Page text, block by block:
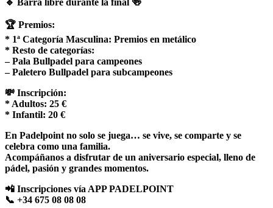
🔹 Barra libre durante la final 🍻
🏆 Premios:
* 1ª Categoría Masculina: Premios en metálico
* Resto de categorías:
– Pala Bullpadel para campeones
– Paletero Bullpadel para subcampeones
💸 Inscripción:
* Adultos: 25 €
* Infantil: 20 €
En Padelpoint no solo se juega… se vive, se comparte y se
celebra como una familia.
Acompáñanos a disfrutar de un aniversario especial, lleno de
pádel, pasión y grandes momentos.
📲 Inscripciones vía APP PADELPOINT
📞 +34 675 08 08 08